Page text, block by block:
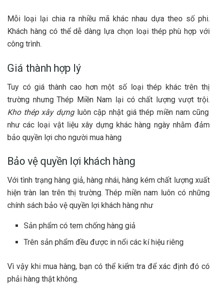
Mỗi loại lại chia ra nhiều mã khác nhau dựa theo số phi.
Khách hàng có thể dễ dàng lựa chọn loại thép phù hợp với
công trình.
Giá thành hợp lý
Tuy có giá thành cao hơn một số loại thép khác trên thị
trường nhưng Thép Miền Nam lại có chất lượng vượt trội.
Kho thép xây dựngluôn cập nhật giá thép miền nam cũng
như các loại vật liệu xây dựng khác hàng ngày nhằm đảm
bảo quyền lợi cho người mua hàng
Bảo vệ quyền lợi khách hàng
Với tình trạng hàng giả, hàng nhái, hàng kém chất lượng xuất
hiện tràn lan trên thị trường. Thép miền nam luôn có những
chính sách bảo vệ quyền lợi khách hàng như
Sản phẩm có tem chống hàng giả
Trên sản phẩm đều được in nổi các kí hiệu riêng
Vì vậy khi mua hàng, bạn có thể kiểm tra để xác định đó có
phải hàng thật không.